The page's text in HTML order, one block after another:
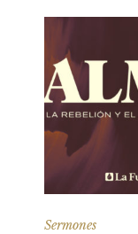
Sermones